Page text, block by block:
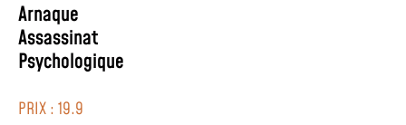
Arnaque
Assassinat
Psychologique
PRIX : 19.9